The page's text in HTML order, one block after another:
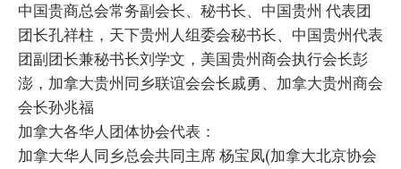
中国贵商总会常务副会长、秘书长、中国贵州 代表团
团长孔祥柱，天下贵州人组委会秘书长、中国贵州代表
团副团长兼秘书长刘学文，美国贵州商会执行会长彭
澎，加拿大贵州同乡联谊会会长戚勇、加拿大贵州商会
会长孙兆福
加拿大各华人团体协会代表：
加拿大华人同乡总会共同主席 杨宝凤(加拿大北京协会